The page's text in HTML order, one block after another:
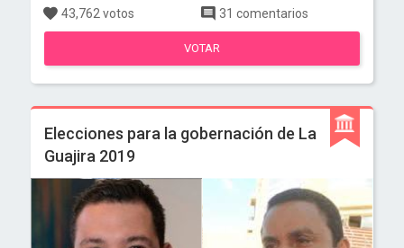
43,762 votos 31 comentarios
VOTAR
Elecciones para la gobernación de La
Guajira 2019